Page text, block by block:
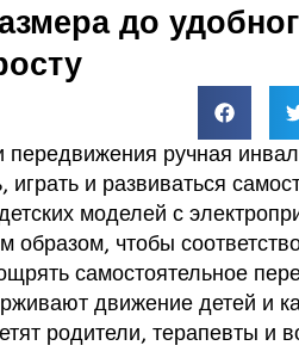
до
ручная
и развиваться
моделей с
образом, чтобы
самостоятельное
движение детей и
родители, терапевты и